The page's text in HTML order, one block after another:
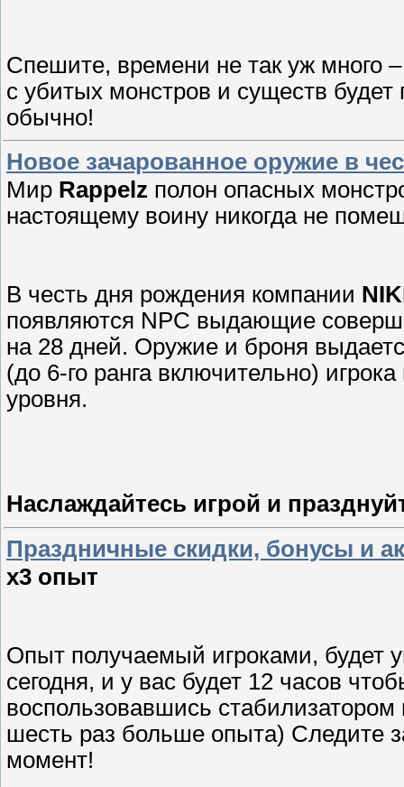
Спешите, времени не так уж много
с убитых монстров и существ
обычно!
Новое зачарованное оружие в
Мир Rappelz полон опасных
настоящему воину никогда не
В честь дня рождения компании
появляются NPC выдающие
на 28 дней. Оружие и броня
(до 6-го ранга включительно)
уровня.
Наслаждайтесь игрой и
Праздничные скидки, бонусы и
х3 опыт
Опыт получаемый игроками, будет
сегодня, и у вас будет 12 часов
воспользовавшись
шесть раз больше опыта) Следите
момент!